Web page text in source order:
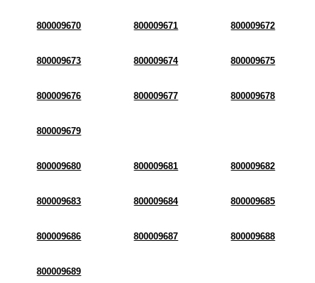
800009670 800009671 800009672
800009673 800009674 800009675
800009676 800009677 800009678
800009679
800009680 800009681 800009682
800009683 800009684 800009685
800009686 800009687 800009688
800009689